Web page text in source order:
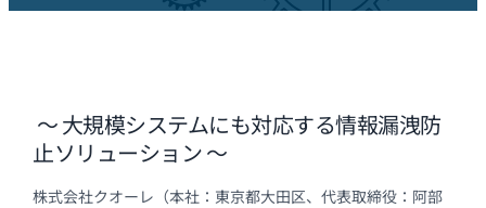
～ 大規模システムにも対応する情報漏洩防
止ソリューション ～
株式会社クオーレ（本社：東京都大田区、代表取締役：阿部